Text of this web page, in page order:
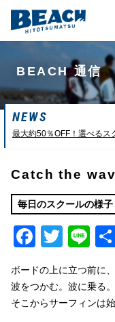
スク
一松海岸波情報
サイズ
頭
BEACH 通信
NEWS
最大約50％OFF！選べるス
Catch the
毎日のスクールの様子
Twitter
ボードの上に立つ前に
波をつかむ。波に乗る。
そこからサーフィンは始